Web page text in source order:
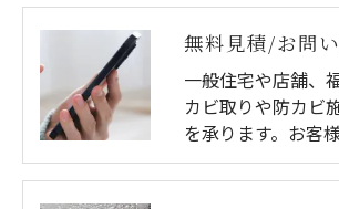
無料見積/お問
一般住宅や店舗、
カビ取りや防カビ
を承ります。お客